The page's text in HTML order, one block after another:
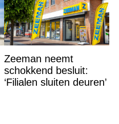
Zeeman neemt
schokkend besluit:
‘Filialen sluiten deuren’